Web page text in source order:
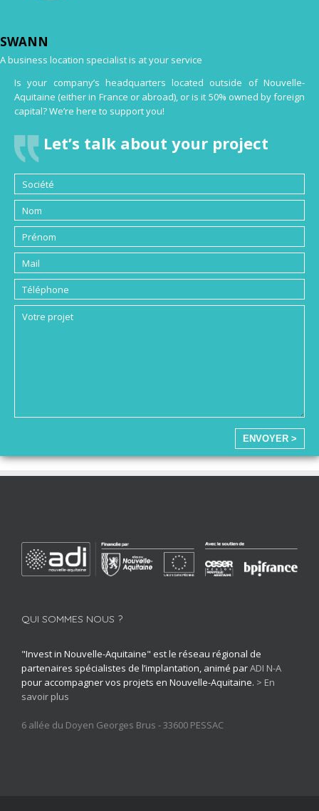
SWANN
A business location specialist is at your service
Is your company’s headquarters located outside of Nouvelle-
Aquitaine (either in France or abroad), or is it 50% owned by foreign
capital? We’re here to support you!
Let’s talk about your project
ENVOYER >
QUI SOMMES NOUS ?
"Invest in Nouvelle-Aquitaine" est le réseau régional de
partenaires spécialistes de l’implantation, animé parADI N-A
pour accompagner vos projets en Nouvelle-Aquitaine. > En
savoir plus
6 allée du Doyen Georges Brus - 33600 PESSAC